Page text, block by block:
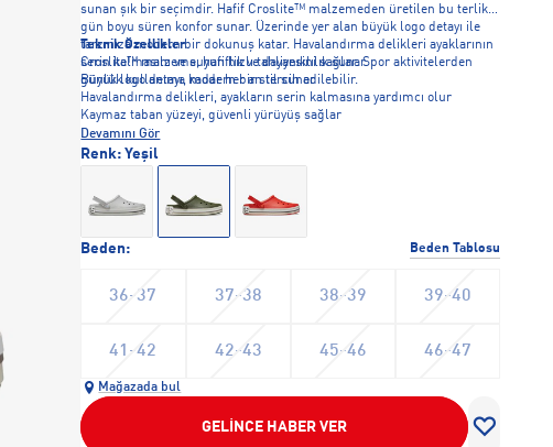
sunan şık bir seçimdir. Hafif Croslite™ malzemeden üretilen bu terlik,
gün boyu süren konfor sunar. Üzerinde yer alan büyük logo detayı ile
tarzınıza modern bir dokunuş katar. Havalandırma delikleri ayaklarının
serin kalmasını ve suyun hızlı tahliyesini sağlar. Spor aktivitelerden
günlük kullanıma kadar her an tercih edilebilir.
Teknik Özellikler
Croslite™ malzeme, hafiflik ve dayanıklılık sunar
Büyük logo detayı, modern bir stil sunar
Havalandırma delikleri, ayakların serin kalmasına yardımcı olur
Kaymaz taban yüzeyi, güvenli yürüyüş sağlar
Devamını Gör
Beden: Beden Tablosu
36-37 37-38 38-39 39-40
41-42 42-43 45-46 46-47
Renk: Yeşil
Mağazada bul
GELİNCE HABER VER